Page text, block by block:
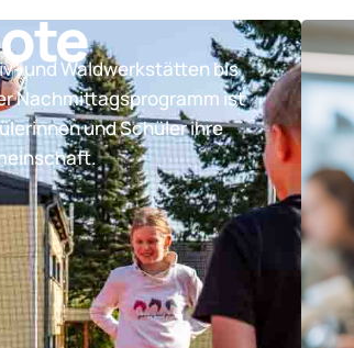
und Waldwerkstätten bis
Nachmittagsprogramm ist
und Schüler ihre